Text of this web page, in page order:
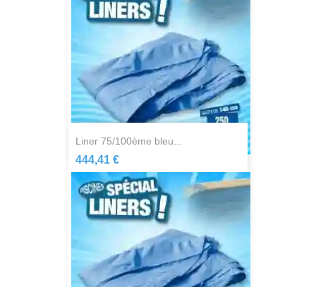
liner 75/100ème bleu...
444,41 €